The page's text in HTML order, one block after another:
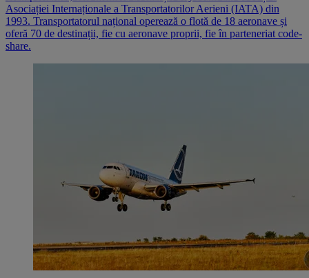
Asociației Internaționale a Transportatorilor Aerieni (IATA) din
1993. Transportatorul național operează o flotă de 18 aeronave și
oferă 70 de destinații, fie cu aeronave proprii, fie în parteneriat code-
share.